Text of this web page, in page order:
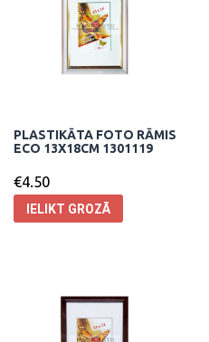
PLASTIKĀTA FOTO RĀMIS
ECO 13X18CM 1301119
€4.50
IELIKT GROZĀ